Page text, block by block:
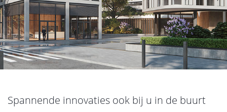
Spannende innovaties ook bij u in de buurt